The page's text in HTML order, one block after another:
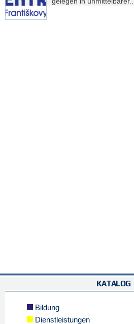
KATALOG
Bildung
Dienstleistungen